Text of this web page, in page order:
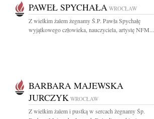
PAWEŁ SPYCHAŁA WROCŁAW
Z wielkim żalem żegnamy Ś.P. Pawła Spychałę
wyjątkowego człowieka, nauczyciela, artystę NFM...
BARBARA MAJEWSKA
JURCZYK WROCŁAW
Z wielkim żalem i pustką w sercach żegnamy Śp.